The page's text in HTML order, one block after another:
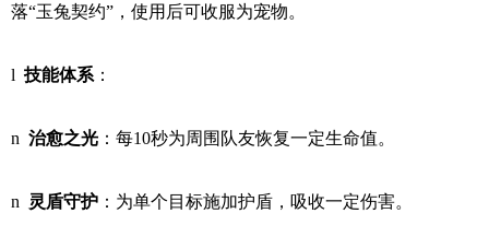
落“玉兔契约”，使用后可收服为宠物。
l 技能体系 ：
n 治愈之光 ：每10秒为周围队友恢复一定生命值。
n 灵盾守护 ：为单个目标施加护盾，吸收一定伤害。